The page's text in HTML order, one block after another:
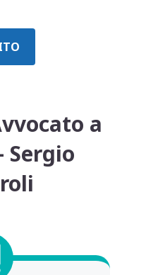
a
Sergio